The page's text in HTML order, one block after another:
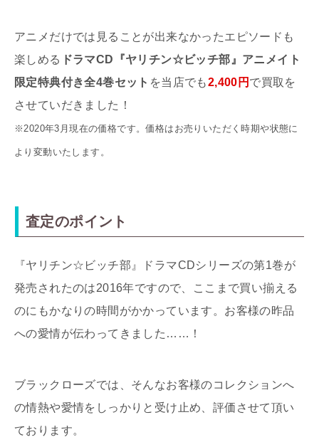
アニメだけでは見ることが出来なかったエピソードも
楽しめる ドラマCD『ヤリチン☆ビッチ部』アニメイト
限定特典付き全4巻セット を当店でも2,400円 で買取を
させていだきました！
※2020年3月現在の価格です。価格はお売りいただく時期や状態に
より変動いたします。
査定のポイント
『ヤリチン☆ビッチ部』ドラマCDシリーズの第1巻が
発売されたのは2016年ですので、ここまで買い揃える
のにもかなりの時間がかかっています。お客様の昨品
への愛情が伝わってきました……！
ブラックローズでは、そんなお客様のコレクションへ
の情熱や愛情をしっかりと受け止め、評価させて頂い
ております。